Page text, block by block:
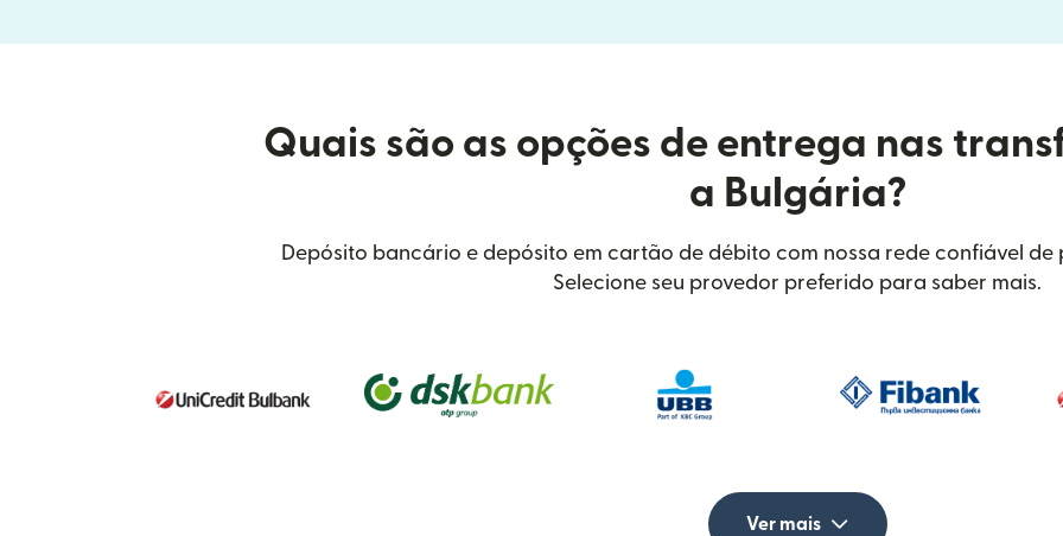
Quais são as opções de entrega nas
a Bulgária?
Depósito bancário e depósito em cartão de débito com nossa rede confiável
Selecione seu provedor preferido para saber mais.
Ver mais